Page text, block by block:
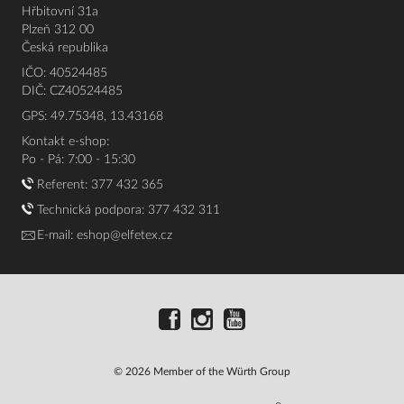
Hřbitovní 31a
Plzeň 312 00
Česká republika
IČO: 40524485
DIČ: CZ40524485
GPS: 49.75348, 13.43168
Kontakt e-shop:
Po - Pá: 7:00 - 15:30
Referent: 377 432 365
Technická podpora: 377 432 311
E-mail: eshop@elfetex.cz
© 2026 Member of the Würth Group